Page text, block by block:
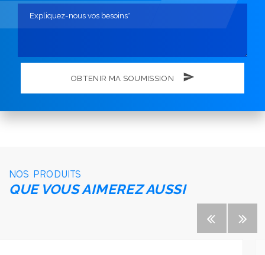
OBTENIR MA SOUMISSION
NOS PRODUITS
QUE VOUS AIMEREZ AUSSI